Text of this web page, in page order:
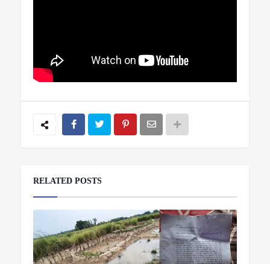
RELATED POSTS